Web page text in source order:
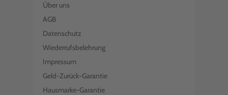
Über uns
AGB
Datenschutz
Wiederrufsbelehrung
Impressum
Geld-Zurück-Garantie
Hausmarke-Garantie